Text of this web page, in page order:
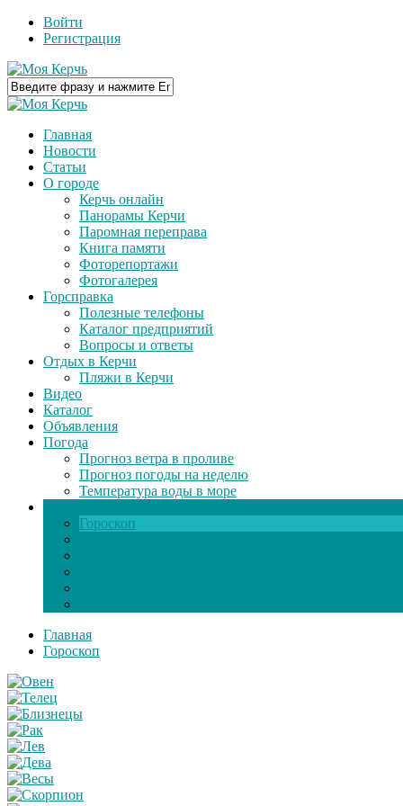
Войти
Регистрация
Главная
Новости
Статьи
О городе
Керчь онлайн
Панорамы Керчи
Паромная переправа
Книга памяти
Фоторепортажи
Фотогалерея
Горсправка
Полезные телефоны
Каталог предприятий
Вопросы и ответы
Отдых в Керчи
Пляжи в Керчи
Видео
Каталог
Объявления
Погода
Прогноз ветра в проливе
Прогноз погоды на неделю
Температура воды в море
Гороскоп
Главная
Гороскоп